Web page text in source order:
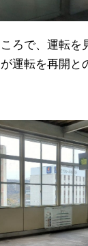
ろで、運転を
運転を再開と